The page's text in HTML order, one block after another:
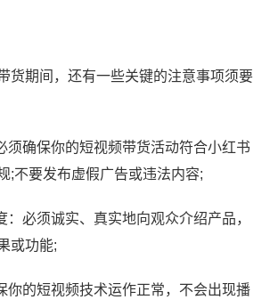
货期间，还有一些关键的注意事项须要
须确保你的短视频带货活动符合小红书
;不要发布虚假广告或违法内容;
：必须诚实、真实地向观众介绍产品，
或功能;
你的短视频技术运作正常，不会出现播